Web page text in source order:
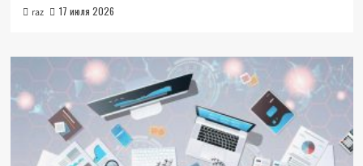
raz 17 июля 2026